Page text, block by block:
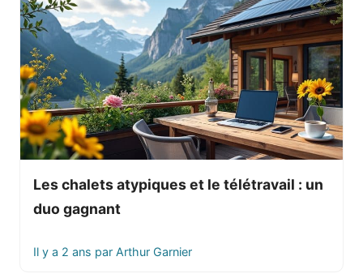
Les chalets atypiques et le télétravail : un
duo gagnant
Il y a 2 ans par Arthur Garnier